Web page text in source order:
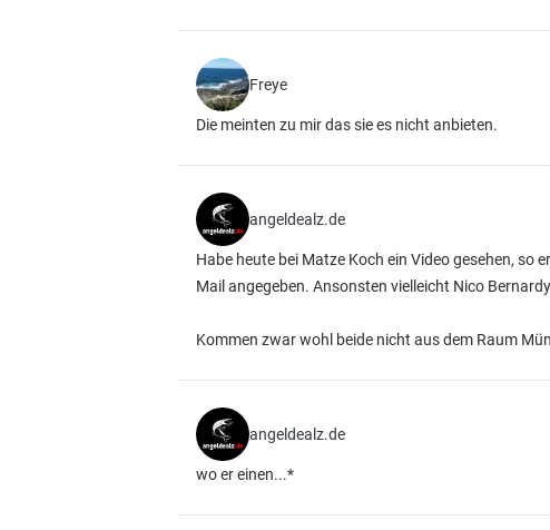
Freye
Die meinten zu mir das sie es nicht anbieten.
angeldealz.de
Habe heute bei Matze Koch ein Video gesehen, so
Mail angegeben. Ansonsten vielleicht Nico
Kommen zwar wohl beide nicht aus dem Raum
angeldealz.de
wo er einen...*